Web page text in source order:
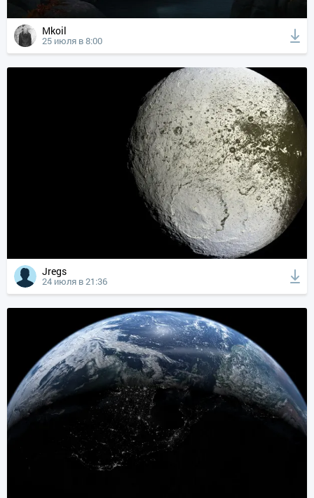
Mkoil
25 июля в 8:00
Jregs
24 июля в 21:36